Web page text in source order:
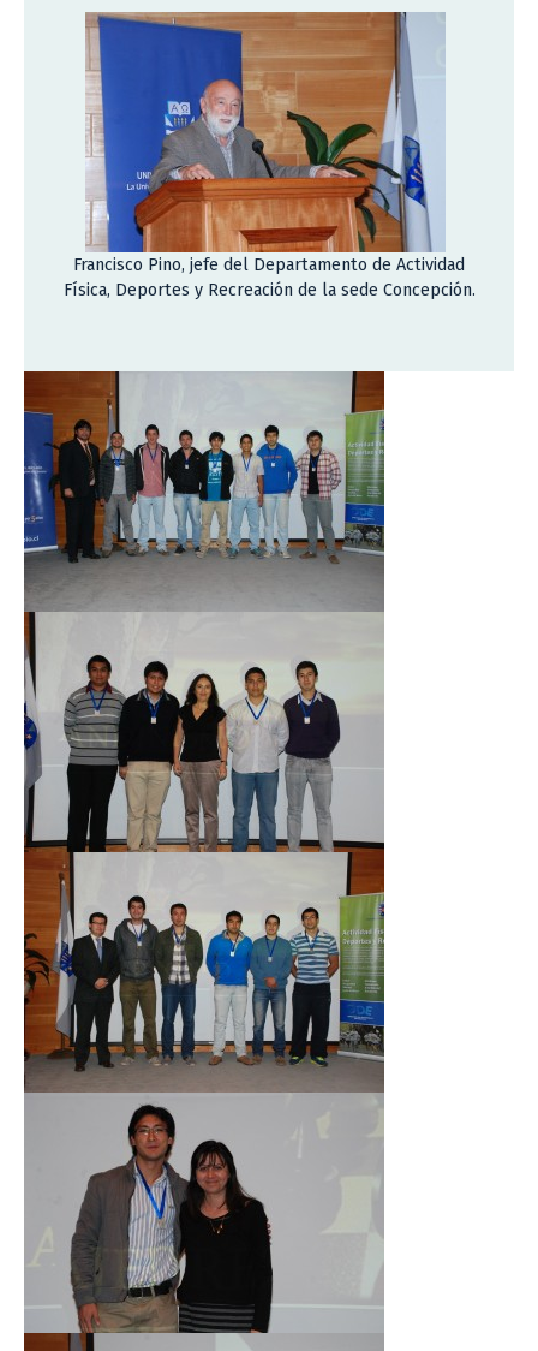
Francisco Pino, jefe del Departamento de Actividad
Física, Deportes y Recreación de la sede Concepción.